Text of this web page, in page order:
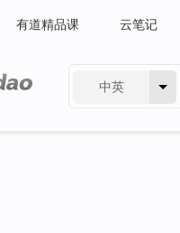
有道精品课 云笔记
中英